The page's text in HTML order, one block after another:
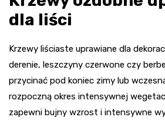
dla liści
Krzewy liściaste uprawiane dla
derenie, leszczyny czerwone czy
przycinać pod koniec zimy lub
rozpoczną okres intensywnej
zapewni bujny wzrost i intensywne